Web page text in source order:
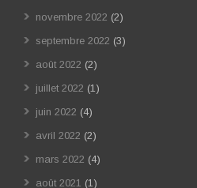
novembre 2022 (2)
septembre 2022 (3)
août 2022 (2)
juillet 2022 (1)
juin 2022 (4)
avril 2022 (2)
mars 2022 (4)
août 2021 (1)